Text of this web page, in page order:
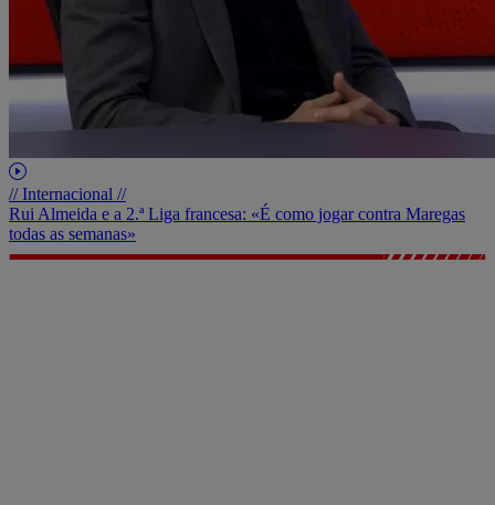
// Internacional //
Rui Almeida e a 2.ª Liga francesa: «É como jogar contra Maregas
todas as semanas»